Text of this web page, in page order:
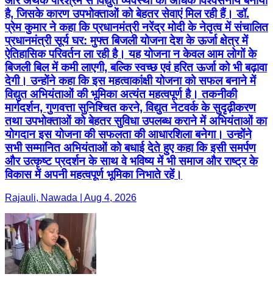
है, जिसके कारण उपभोक्ताओं को बेहतर सेवाएं मिल रही हैं। डॉ.
प्रेम कुमार ने कहा कि प्रधानमंत्री नरेंद्र मोदी के नेतृत्व में संचालित
प्रधानमंत्री सूर्य घर: मुफ्त बिजली योजना देश के ऊर्जा क्षेत्र में
ऐतिहासिक परिवर्तन ला रही है। यह योजना न केवल आम लोगों के
बिजली बिल में कमी लाएगी, बल्कि स्वच्छ एवं हरित ऊर्जा को भी बढ़ावा
देगी। उन्होंने कहा कि इस महत्वाकांक्षी योजना को सफल बनाने में
विद्युत अभियंताओं की भूमिका अत्यंत महत्वपूर्ण है। तकनीकी
मार्गदर्शन, गुणवत्ता सुनिश्चित करने, विद्युत नेटवर्क के सुदृढ़ीकरण
तथा उपभोक्ताओं को बेहतर सुविधा उपलब्ध कराने में अभियंताओं का
योगदान इस योजना की सफलता की आधारशिला बनेगा। उन्होंने
सभी सम्मानित अभियंताओं को बधाई देते हुए कहा कि इसी समर्पण
और उत्कृष्ट प्रदर्शन के साथ वे भविष्य में भी समाज और राष्ट्र के
विकास में अपनी महत्वपूर्ण भूमिका निभाते रहें।
Rajauli, Nawada | Aug 4, 2026